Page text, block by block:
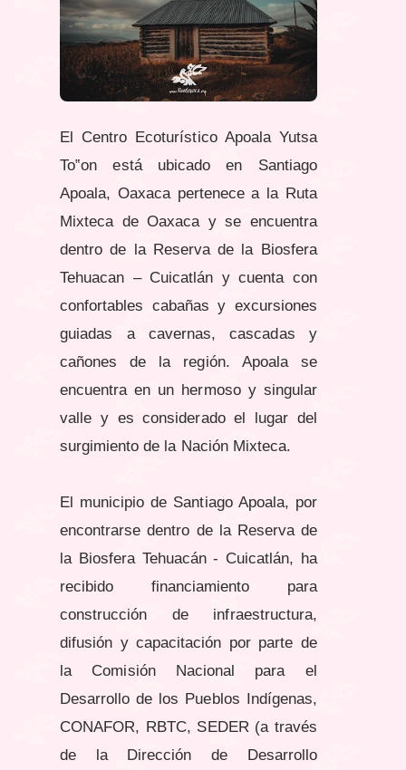
El Centro Ecoturístico Apoala Yutsa
To‟on está ubicado en Santiago
Apoala, Oaxaca pertenece a la Ruta
Mixteca de Oaxaca y se encuentra
dentro de la Reserva de la Biosfera
Tehuacan – Cuicatlán y cuenta con
confortables cabañas y excursiones
guiadas a cavernas, cascadas y
cañones de la región. Apoala se
encuentra en un hermoso y singular
valle y es considerado el lugar del
surgimiento de la Nación Mixteca.
El municipio de Santiago Apoala, por
encontrarse dentro de la Reserva de
la Biosfera Tehuacán - Cuicatlán, ha
recibido financiamiento para
construcción de infraestructura,
difusión y capacitación por parte de
la Comisión Nacional para el
Desarrollo de los Pueblos Indígenas,
CONAFOR, RBTC, SEDER (a través
de la Dirección de Desarrollo